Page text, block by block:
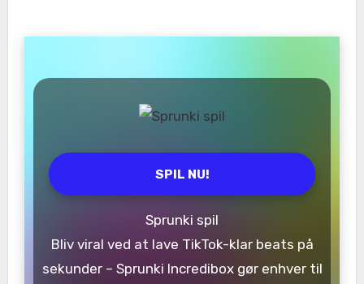
SPIL NU!
Sprunki spil
Bliv viral ved at lave TikTok-klar beats på
sekunder – Sprunki Incredibox gør enhver til